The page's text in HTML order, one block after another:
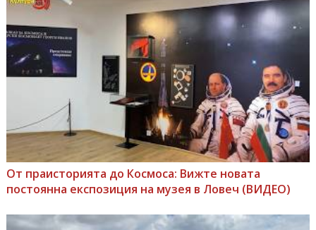
От праисторията до Космоса: Вижте новата
постоянна експозиция на музея в Ловеч (ВИДЕО)